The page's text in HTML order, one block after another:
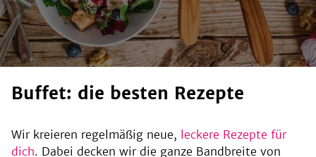
Buffet: die besten Rezepte
Wir kreieren regelmäßig neue, leckere Rezepte für
dich. Dabei decken wir die ganze Bandbreite von